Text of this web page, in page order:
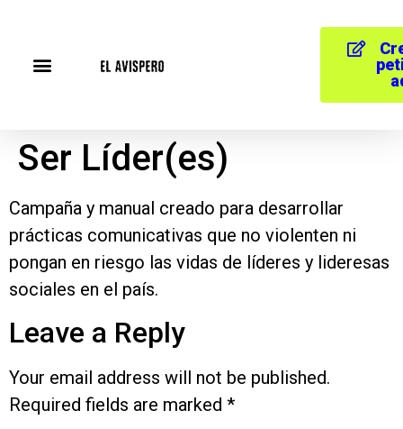
Ser Líder(es)
Campaña y manual creado para desarrollar
prácticas comunicativas que no violenten ni
pongan en riesgo las vidas de líderes y lideresas
sociales en el país.
Leave a Reply
Your email address will not be published.
Required fields are marked *